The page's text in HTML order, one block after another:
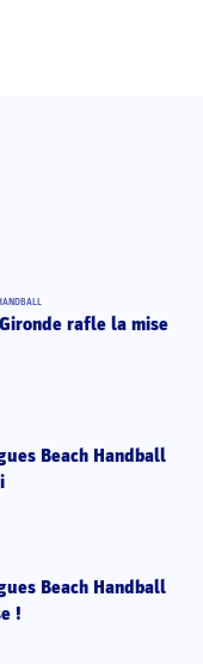
rafle la mise
Beach Handball
Beach Handball
!